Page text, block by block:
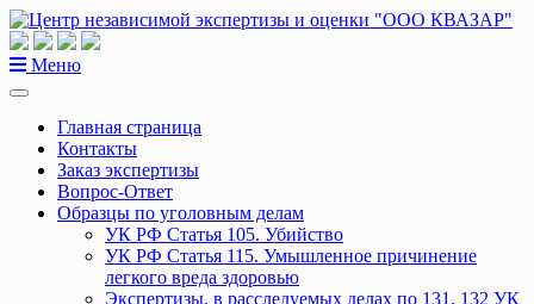
Перейти
к
содержанию
Меню
Главная страница
Контакты
Заказ экспертизы
Вопрос-Ответ
Образцы по уголовным делам
УК РФ Статья 105. Убийство
УК РФ Статья 115. Умышленное причинение
легкого вреда здоровью
Экспертизы, в расследуемых делах по 131, 132 УК